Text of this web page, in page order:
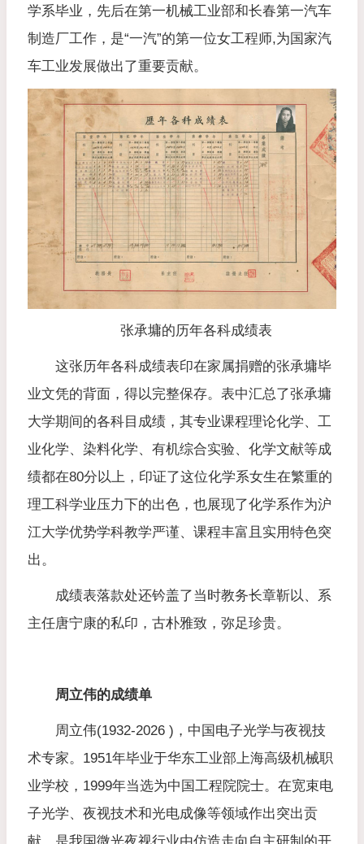
学系毕业，先后在第一机械工业部和长春第一汽车
制造厂工作，是“一汽”的第一位女工程师,为国家汽
车工业发展做出了重要贡献。
张承墉的历年各科成绩表
这张历年各科成绩表印在家属捐赠的张承墉毕
业文凭的背面，得以完整保存。表中汇总了张承墉
大学期间的各科目成绩，其专业课程理论化学、工
业化学、染料化学、有机综合实验、化学文献等成
绩都在80分以上，印证了这位化学系女生在繁重的
理工科学业压力下的出色，也展现了化学系作为沪
江大学优势学科教学严谨、课程丰富且实用特色突
出。
成绩表落款处还钤盖了当时教务长章靳以、系
主任唐宁康的私印，古朴雅致，弥足珍贵。
周立伟的成绩单
周立伟(1932-2026 )，中国电子光学与夜视技
术专家。1951年毕业于华东工业部上海高级机械职
业学校，1999年当选为中国工程院院士。在宽束电
子光学、夜视技术和光电成像等领域作出突出贡